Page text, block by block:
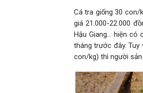
Cá tra giống 30 con/
giá 21.000-22.000
Hậu Giang… hiện có
tháng trước đây. Tuy
con/kg) thì người